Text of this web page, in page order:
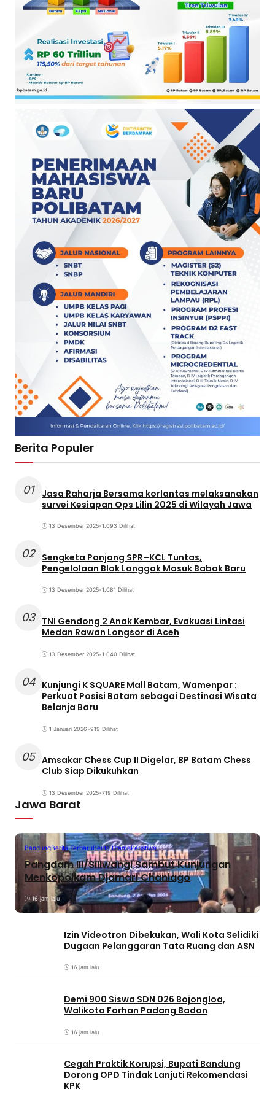
Berita Populer
01
Jasa Raharja Bersama korlantas melaksanakan
survei Kesiapan Ops Lilin 2025 di Wilayah Jawa
13 Desember 2025•1.093 Dilihat
02 Sengketa Panjang SPR–KCL Tuntas,
Pengelolaan Blok Langgak Masuk Babak Baru
13 Desember 2025•1.081 Dilihat
03 TNI Gendong 2 Anak Kembar, Evakuasi Lintasi
Medan Rawan Longsor di Aceh
13 Desember 2025•1.040 Dilihat
04 Kunjungi K SQUARE Mall Batam, Wamenpar :
Perkuat Posisi Batam sebagai Destinasi Wisata
Belanja Baru
1 Januari 2026•919 Dilihat
05 Amsakar Chess Cup II Digelar, BP Batam Chess
Club Siap Dikukuhkan
13 Desember 2025•719 Dilihat
Jawa Barat
BandungBerita TerbaruBerita UtamaPeristiwa
Pangdam III/Siliwangi Sambut Kunjungan
Menkopolkam Djamari Chaniago
16 jam lalu
Izin Videotron Dibekukan, Wali Kota Selidiki
Dugaan Pelanggaran Tata Ruang dan ASN
16 jam lalu
Demi 900 Siswa SDN 026 Bojongloa,
Walikota Farhan Padang Badan
16 jam lalu
Cegah Praktik Korupsi, Bupati Bandung
Dorong OPD Tindak Lanjuti Rekomendasi
KPK